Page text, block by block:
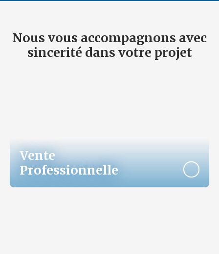
Nous vous accompagnons avec
sincerité dans votre projet
Vente
Professionnelle